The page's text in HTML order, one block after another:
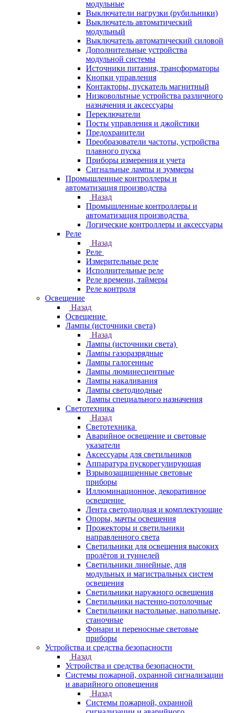
модульные
Выключатели нагрузки (рубильники)
Выключатель автоматический
модульный
Выключатель автоматический силовой
Дополнительные устройства
модульной системы
Источники питания, трансформаторы
Кнопки управления
Контакторы, пускатель магнитный
Низковольтные устройства различного
назначения и аксессуары
Переключатели
Посты управления и джойстики
Предохранители
Преобразователи частоты, устройства
плавного пуска
Приборы измерения и учета
Сигнальные лампы и зуммеры
Промышленные контроллеры и
автоматизация производства
Назад
Промышленные контроллеры и
автоматизация производства
Логические контроллеры и аксессуары
Реле
Назад
Реле
Измерительные реле
Исполнительные реле
Реле времени, таймеры
Реле контроля
Освещение
Назад
Освещение
Лампы (источники света)
Назад
Лампы (источники света)
Лампы газоразрядные
Лампы галогенные
Лампы люминесцентные
Лампы накаливания
Лампы светодиодные
Лампы специального назначения
Светотехника
Назад
Светотехника
Аварийное освещение и световые
указатели
Аксессуары для светильников
Аппаратура пускорегулирующая
Взрывозащищенные световые
приборы
Иллюминационное, декоративное
освещение
Лента светодиодная и комплектующие
Опоры, мачты освещения
Прожекторы и светильники
направленного света
Светильники для освещения высоких
пролётов и туннелей
Светильники линейные, для
модульных и магистральных систем
освещения
Светильники наружного освещения
Светильники настенно-потолочные
Светильники настольные, напольные,
станочные
Фонари и переносные световые
приборы
Устройства и средства безопасности
Назад
Устройства и средства безопасности
Системы пожарной, охранной сигнализации
и аварийного оповещения
Назад
Системы пожарной, охранной